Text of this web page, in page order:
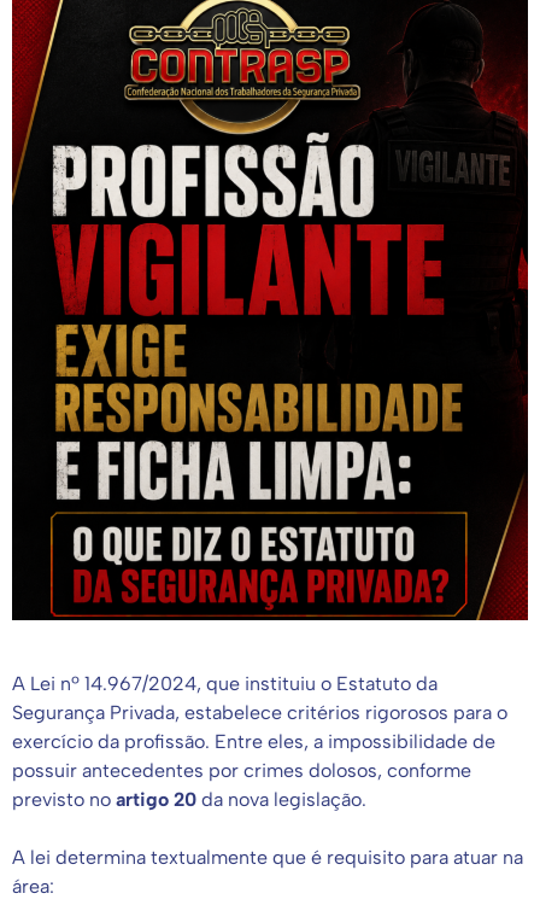
A Lei nº 14.967/2024, que instituiu o Estatuto da
Segurança Privada, estabelece critérios rigorosos para o
exercício da profissão. Entre eles, a impossibilidade de
possuir antecedentes por crimes dolosos, conforme
previsto no artigo 20 da nova legislação.
A lei determina textualmente que é requisito para atuar na
área: